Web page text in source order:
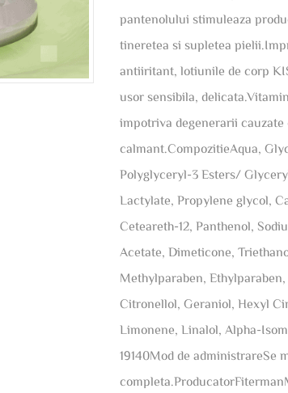
pantenolului stimuleaza
tineretea si supletea
antiiritant, lotiunile de corp
usor sensibila,
impotriva degenerarii
calmant.CompozitieAqua,
Polyglyceryl-3 Esters/
Lactylate, Propylene glycol,
Ceteareth-12, Panthenol,
Acetate, Dimeticone,
Methylparaben,
Citronellol, Geraniol, Hexyl
Limonene, Linalol, Alpha-
19140Mod de administrareSe